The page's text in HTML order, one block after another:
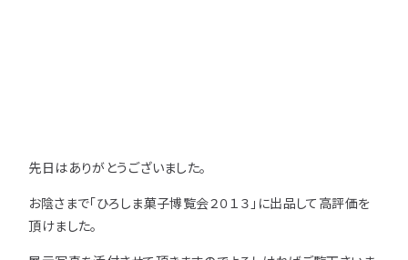
無垢材
化粧貼り
木材加工講座
お見積もり・
施工・制作事例TOP 工場製作事例
棚・収納・ラック
お客様の声
先日はありがとうございました。
お陰さまで「ひろしま菓子博覧会２０１３」に出品して高評価を
頂けました。